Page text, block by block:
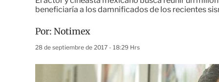
beneficiaría a los damnificados de los recientes
Por: Notimex
28 de septiembre de 2017 - 18:29 Hrs